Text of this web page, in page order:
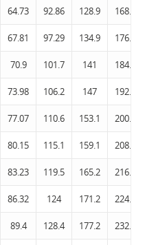
64.73 92.86 128.9 168.9
67.81 97.29 134.9 176.8
70.9 101.7 141 184.7
73.98 106.2 147 192.6
77.07 110.6 153.1 200.5
80.15 115.1 159.1 208.4
83.23 119.5 165.2 216.3
86.32 124 171.2 224.2
89.4 128.4 177.2 232.1